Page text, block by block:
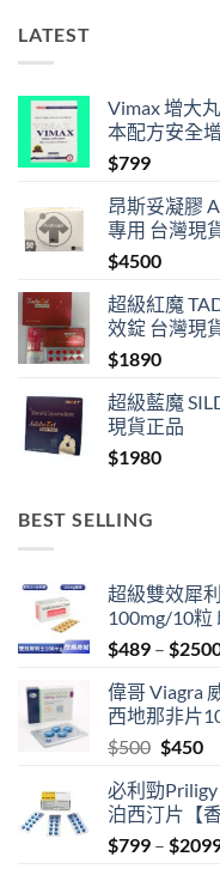
購
LATEST
Vimax 增大
本配方安全
$799
昂斯妥凝膠
專用 台灣現
$4500
超級紅魔
效錠 台灣現
$1890
超級藍魔
現貨正品
$1980
BEST SELLING
超級雙效犀
100mg/10粒
$489 – $
偉哥 Viagra
西地那非片
$500 Original
was:
$500.
$450
is:
必利勁
泊西汀片【
$799 – $